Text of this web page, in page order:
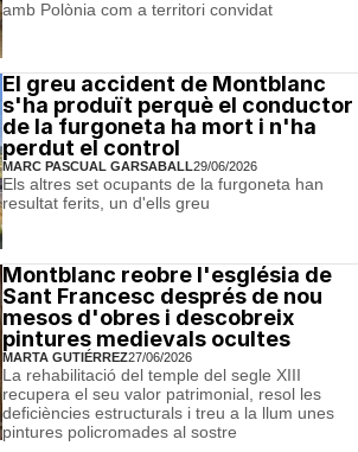
amb Polònia com a territori convidat
El greu accident de Montblanc
s'ha produït perquè el conductor
de la furgoneta ha mort i n'ha
perdut el control
MARC PASCUAL GARSABALL29/06/2026
Els altres set ocupants de la furgoneta han
resultat ferits, un d'ells greu
Montblanc reobre l'església de
Sant Francesc després de nou
mesos d'obres i descobreix
pintures medievals ocultes
MARTA GUTIÉRREZ27/06/2026
La rehabilitació del temple del segle XIII
recupera el seu valor patrimonial, resol les
deficiències estructurals i treu a la llum unes
pintures policromades al sostre